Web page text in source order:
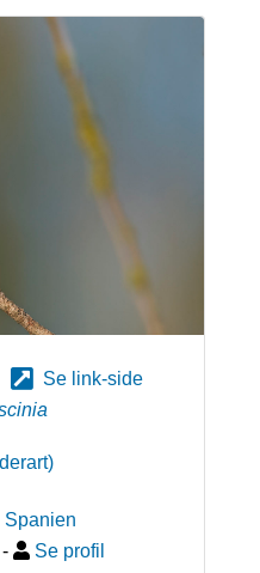
Se link-side
)
Spanien
- Se profil